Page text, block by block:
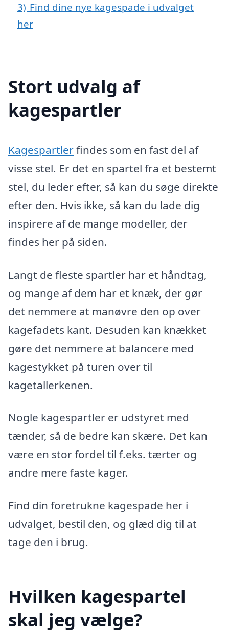
3) Find dine nye kagespade i udvalget
her
Stort udvalg af
kagespartler
Kagespartlerfindes som en fast del af
visse stel. Er det en spartel fra et bestemt
stel, du leder efter, så kan du søge direkte
efter den. Hvis ikke, så kan du lade dig
inspirere af de mange modeller, der
findes her på siden.
Langt de fleste spartler har et håndtag,
og mange af dem har et knæk, der gør
det nemmere at manøvre den op over
kagefadets kant. Desuden kan knækket
gøre det nemmere at balancere med
kagestykket på turen over til
kagetallerkenen.
Nogle kagespartler er udstyret med
tænder, så de bedre kan skære. Det kan
være en stor fordel til f.eks. tærter og
andre mere faste kager.
Find din foretrukne kagespade her i
udvalget, bestil den, og glæd dig til at
tage den i brug.
Hvilken kagespartel
skal jeg vælge?